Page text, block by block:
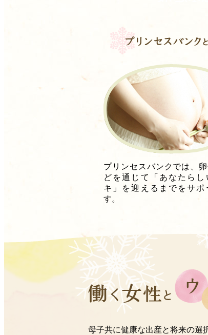
プリンセスバンクでは、
どを通じて「あなたらし
キ」を迎えるまでをサポ
す。
母子共に健康な出産と将来の選